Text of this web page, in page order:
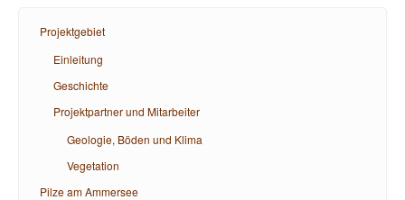
Pilze am Ammersee
Was ist ein Pilz?
Bildungsangebote
Projektgebiet
Einleitung
Geschichte
Projektpartner und Mitarbeiter
Geologie, Böden und Klima
Vegetation
Pilze am Ammersee